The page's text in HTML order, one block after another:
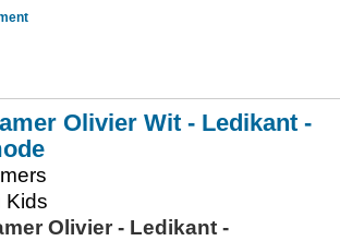
Olivier Wit - Ledikant -
Kids
Olivier - Ledikant -